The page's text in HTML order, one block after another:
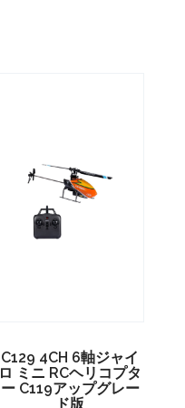
C129 4CH 6軸ジャイ
ロ ミニ RCヘリコプタ
ー C119アップグレー
ド版